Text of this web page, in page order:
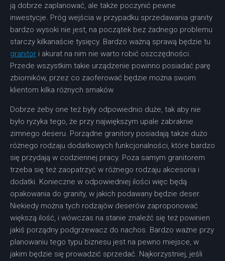
ją dobrze zaplanować, ale także poczynić pewne
inwestycje. Próg wejścia w przypadku sprzedawania granity
bardzo wysoki nie jest, na początek bez żadnego problemu
starczy kilkanaście tysięcy. Bardzo ważną sprawą będzie tu
granitor i akurat na nim nie warto robić oszczędności.
Przede wszystkim takie urządzenie powinno posiadać parę
zbiorników, przez co zaoferować będzie można swoim
klientom kilka różnych smaków.
Dobrze żeby one też były odpowiednio duże, tak aby nie
było ryzyka tego, że przy największym upale zabraknie
zimnego deseru. Porządne granitory posiadają także dużo
różnego rodzaju dodatkowych funkcjonalności, które bardzo
się przydają w codziennej pracy. Poza samym granitorem
trzeba się też zaopatrzyć w różnego rodzaju akcesoria i
dodatki. Konieczne w odpowiedniej ilości więc będą
opakowania do granity, w jakich podawany będzie deser.
Niekiedy można tych rodzajów deserów zaproponować
większą ilość, i wówczas na stanie znaleźć się też powinien
jakiś porządny podgrzewacz do nachos. Bardzo ważne przy
planowaniu tego typu biznesu jest na pewno miejsce, w
jakim będzie się prowadzić sprzedać. Najkorzystniej, jeśli